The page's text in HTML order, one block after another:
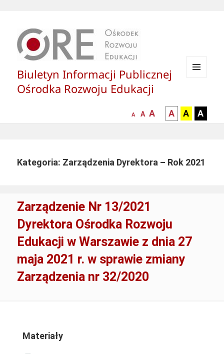
Biuletyn Informacji Publicznej
Ośrodka Rozwoju Edukacji
mniejsza
A
normalna
A
większa-
czcionka
A
kontrast
czarny
tle
A
kontrast
czarny
tle
A
żółty
tle
A
Kategoria: Zarządzenia Dyrektora – Rok 2021
Zarządzenie Nr 13/2021
Dyrektora Ośrodka Rozwoju
Edukacji w Warszawie z dnia 27
maja 2021 r. w sprawie zmiany
Zarządzenia nr 32/2020
Materiały